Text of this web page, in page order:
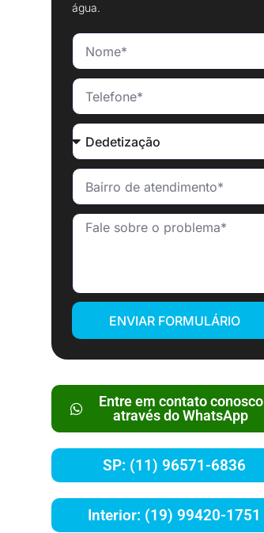
água.
ENVIAR FORMULÁRIO
Entre em contato conosco
através do WhatsApp
SP: (11) 96571-6836
Interior: (19) 99420-1751